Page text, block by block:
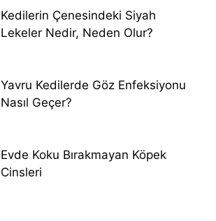
Kedilerin Çenesindeki Siyah
Lekeler Nedir, Neden Olur?
Yavru Kedilerde Göz Enfeksiyonu
Nasıl Geçer?
Evde Koku Bırakmayan Köpek
Cinsleri